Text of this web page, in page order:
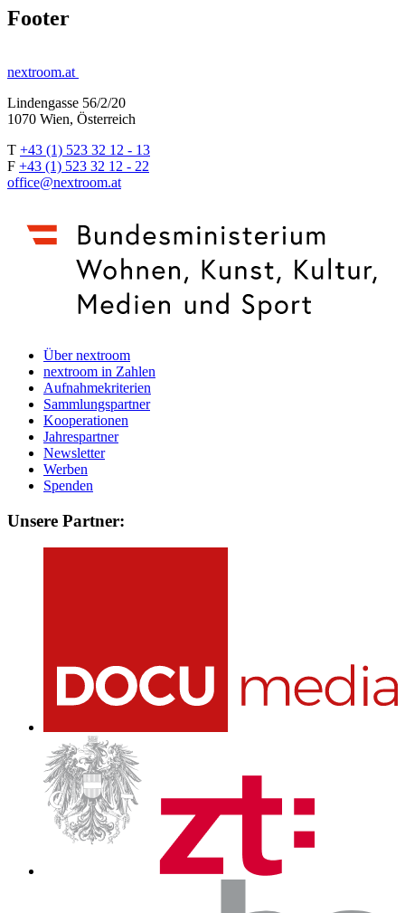
Footer
nextroom.at
Lindengasse 56/2/20
1070 Wien, Österreich
T +43 (1) 523 32 12 - 13
F +43 (1) 523 32 12 - 22
office@nextroom.at
Über nextroom
nextroom in Zahlen
Aufnahmekriterien
Sammlungspartner
Kooperationen
Jahrespartner
Newsletter
Werben
Spenden
Unsere Partner: